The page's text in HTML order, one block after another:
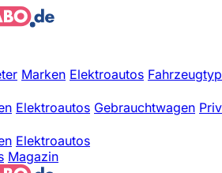
Marken Elektroautos
Elektroautos Gebrauchtwagen
Elektroautos
Magazin